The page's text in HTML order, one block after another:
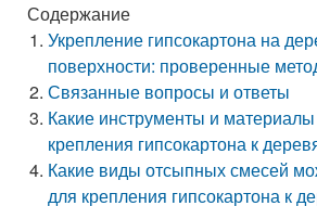
Содержание
Укрепление гипсокартона на
поверхности: проверенные
Связанные вопросы и ответы
Какие инструменты и
крепления гипсокартона к
Какие виды отсыпных смесей
для крепления гипсокартона к